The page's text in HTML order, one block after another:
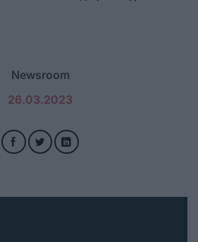
Newsroom
26.03.2023